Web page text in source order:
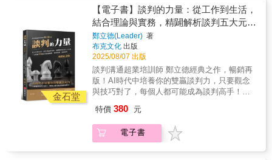
（Stephen R. Munger）「所有的商業交易都蘊
含同一套簡單優雅的經濟學架構，無論是相對
直白的收購案，或者是極為複雜的合併案。最
佳交易能夠成交的關鍵就在於把焦點放在重要
的經濟學驅動因子，不要被其他噪音干擾分
心。克勞斯納和蘇布拉曼尼安的著作是這個領
域最好的指南。」──私募基金Crestview
Partners的共同創辦人兼執行長∣貝瑞‧福爾特
2,500元你可以接受嗎？（把餅做大、定錨效
應）客人：你知道嗎，另一家的價格比較低？
（建立優勢）店員：這要看你重視的是品質還
是價格？（保護價格）客人：當然都要兼顧，
2,400元可以嗎。你應該會想做我的生意吧？
（心理戰術）店員：這樣吧，如果你刷卡，
2,400加3%手續費是2,472元。不如你改成付
現，算2,450，我們各退半步，怎麼樣？（打破
僵局）客人：好，成交。
理要求，一般人容易陷入的｢心理妥協點｣，以
及社會心理學及各相關領域的研究成果。具備
結合具建設性的共識能力，也就是所謂的談判
能力，才是你我在全球化社會中生存的必要條
件。 ¢關於「談判」的必知重點：‧了解談判的
三個誤解及三項成功原則‧面對高壓攻勢談判的
三個重點‧五階段的事前準備‧破解五大談判基本
戰術 ¢內文架構：第1章了解「導致談判失敗的
第2章如何避免掉入二分法的陷阱、共識的偏
勢的陷阱、固定模式的談判風格到其破解方
式。第4章五階段的事前準備──掌握狀況、使
命、強項、設定目標、BATNA。第5章掌握重
推薦 ▎游梓翔 世新大學口語傳播系教授專業推
薦 ▎戚樹誠 臺灣大學商學研究所特聘教授│劉
必榮 東吳大學政治系教授 生活處處都在「談
判、溝通、協商」，以對話取代對立，共識取
代勝負，解決問題就從談判開始！ 對方比你強
勢怎麼談？為了達成業績，非向對方讓步不
可？萬一對方要求大幅降價，該怎麼辦？對方
在談判中突然大發雷霆，如何應對？ 日本慶應
義塾大學法學院教授、律師，同時也是哈佛大
學國際談判學課程國際學術顧問的田村次朗表
雙方都有利的「Win-Win」（雙贏）。不過在艱
困膠著的對立中，堅守自己的利益，同時達成
共識的方法論也很重要。除了談判學的基礎方
金石堂
【電子書】談判的力量：從工作到生活，
結合理論與實務，精闢解析談判五大元
素，一次學會20個談判致勝關鍵，現學
現賣，即學即用
鄭立德(Leader) 著
布克文化 出版
2025/08/07 出版
談判溝通超業培訓師 鄭立德經典之作，暢銷再
版！AI時代中培養你的雙贏談判力，只要觀念
與技巧對了，每個人都可能成為談判高手！談
自信；解決問題，提升業績！幫您打開僵局，
化險為夷；得到更多，創造雙贏！不了解人
性，只能說遺憾。不懂得談判，就等著被
特價 380 元
電子書